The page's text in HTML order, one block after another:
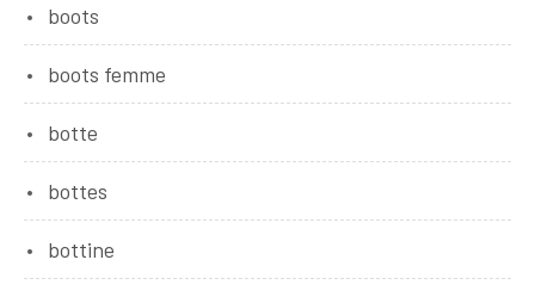
boots
boots femme
botte
bottes
bottine